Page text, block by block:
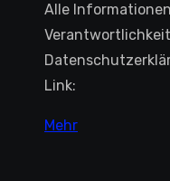
Alle
Link:
Mehr